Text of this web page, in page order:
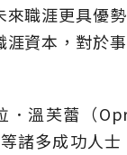
來職涯更具優
涯資本，對於
．溫芙蕾（
等諸多成功人